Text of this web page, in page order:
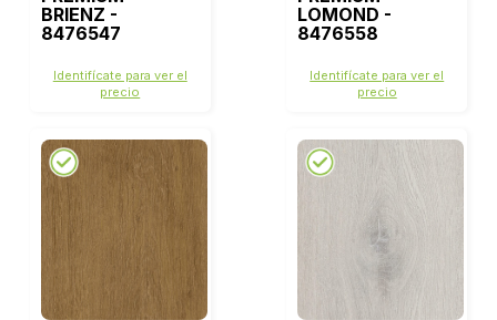
BRIENZ -
8476547
Identifícate para ver el
precio
LOMOND -
8476558
Identifícate para ver el
precio